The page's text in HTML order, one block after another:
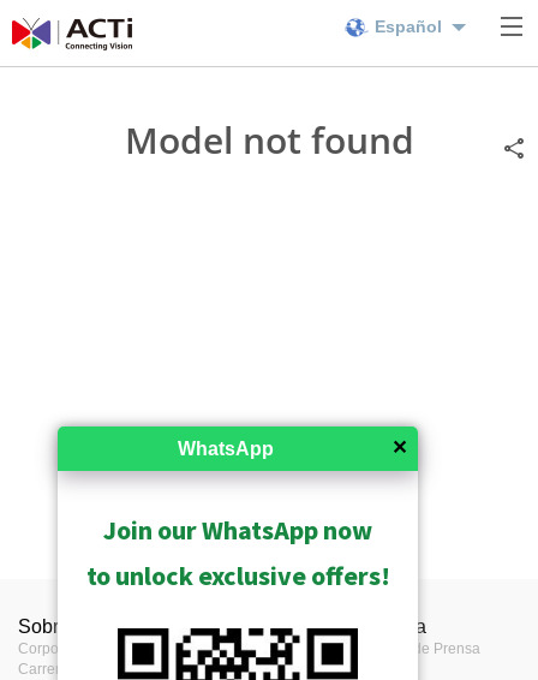
Español
Model not found
Sobre ACTi
Corporativo
Carrera
Contáctanos
Contáctanos
Dónde comprar
Prensa
Centro de Prensa
✕
WhatsApp
Join our WhatsApp now
to unlock exclusive offers!